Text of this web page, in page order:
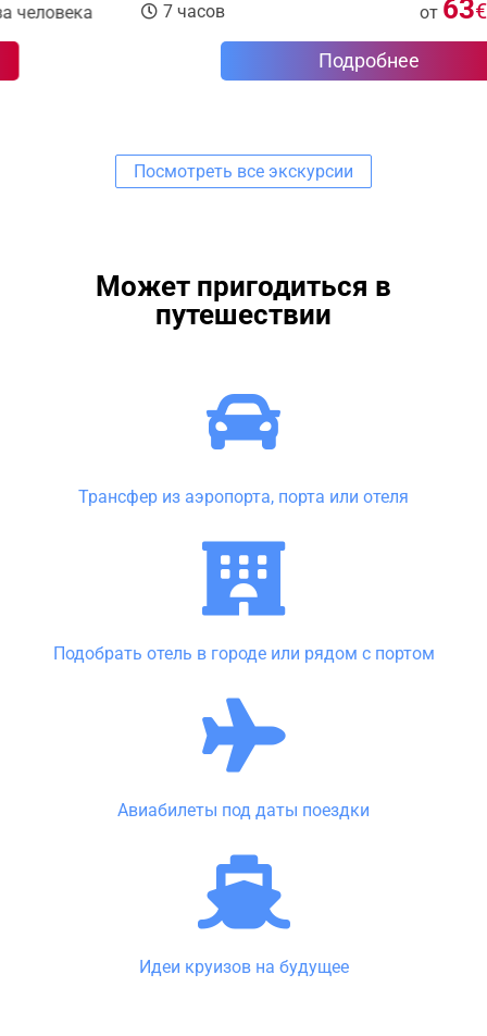
7 часов
за человека
Посмотреть все экскурсии
Может пригодиться в
путешествии
Трансфер из аэропорта, порта или отеля
Подобрать отель в городе или рядом с портом
Авиабилеты под даты поездки
Идеи круизов на будущее